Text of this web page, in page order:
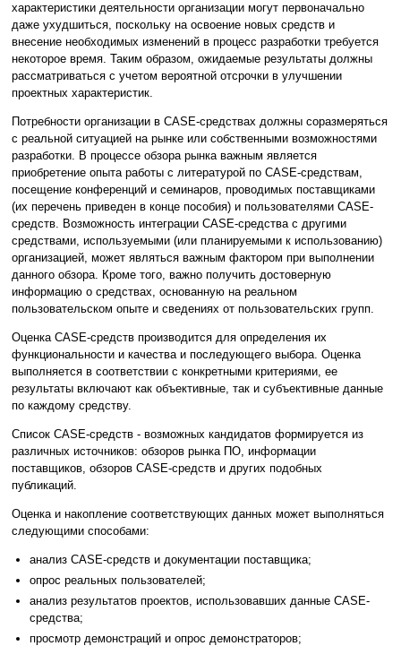
характеристики деятельности организации могут первоначально
даже ухудшиться, поскольку на освоение новых средств и
внесение необходимых изменений в процесс разработки требуется
некоторое время. Таким образом, ожидаемые результаты должны
рассматриваться с учетом вероятной отсрочки в улучшении
проектных характеристик.
Потребности организации в CASE-средствах должны соразмеряться
с реальной ситуацией на рынке или собственными возможностями
разработки. В процессе обзора рынка важным является
приобретение опыта работы с литературой по CASE-средствам,
посещение конференций и семинаров, проводимых поставщиками
(их перечень приведен в конце пособия) и пользователями CASE-
средств. Возможность интеграции CASE-средства с другими
средствами, используемыми (или планируемыми к использованию)
организацией, может являться важным фактором при выполнении
данного обзора. Кроме того, важно получить достоверную
информацию о средствах, основанную на реальном
пользовательском опыте и сведениях от пользовательских групп.
Оценка CASE-средств производится для определения их
функциональности и качества и последующего выбора. Оценка
выполняется в соответствии с конкретными критериями, ее
результаты включают как объективные, так и субъективные данные
по каждому средству.
Список CASE-средств - возможных кандидатов формируется из
различных источников: обзоров рынка ПО, информации
поставщиков, обзоров CASE-средств и других подобных
публикаций.
Оценка и накопление соответствующих данных может выполняться
следующими способами:
анализ CASE-средств и документации поставщика;
опрос реальных пользователей;
анализ результатов проектов, использовавших данные CASE-
средства;
просмотр демонстраций и опрос демонстраторов;